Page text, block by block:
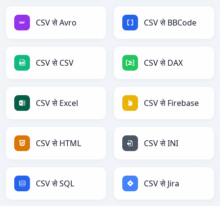
CSV से Avro CSV से BBCode
CSV से CSV CSV से DAX
CSV से Excel CSV से Firebase
CSV से HTML CSV से INI
CSV से SQL CSV से Jira